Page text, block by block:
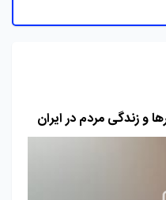
و زندگی مردم در ایران